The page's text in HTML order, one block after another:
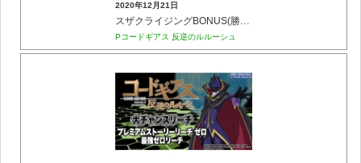
2020年12月21日
スザクライジングBONUS(勝利でコードギアスチャンスへ)
Pコードギアス 反逆のルルーシュ